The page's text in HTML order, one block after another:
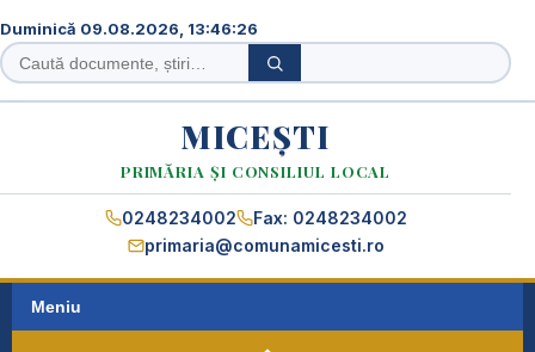
Duminică 09.08.2026, 13:46:26
Caută
în
Caută
MICEȘTI
PRIMĂRIA ȘI CONSILIUL LOCAL
0248234002
Fax: 0248234002
primaria@comunamicesti.ro
Meniu